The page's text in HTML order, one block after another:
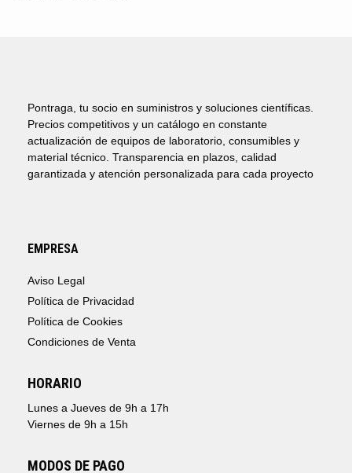
Pontraga, tu socio en suministros y soluciones científicas.
Precios competitivos y un catálogo en constante
actualización de equipos de laboratorio, consumibles y
material técnico. Transparencia en plazos, calidad
garantizada y atención personalizada para cada proyecto
EMPRESA
Aviso Legal
Política de Privacidad
Política de Cookies
Condiciones de Venta
HORARIO
Lunes a Jueves de 9h a 17h
Viernes de 9h a 15h
MODOS DE PAGO